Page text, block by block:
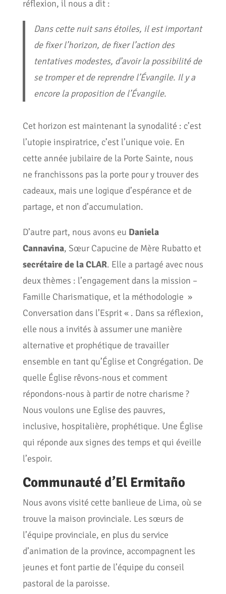
réflexion, il nous a dit :
Dans cette nuit sans étoiles, il est important
de fixer l’horizon, de fixer l’action des
tentatives modestes, d’avoir la possibilité de
se tromper et de reprendre l’Évangile. Il y a
encore la proposition de l’Évangile.
Cet horizon est maintenant la synodalité : c’est
l’utopie inspiratrice, c’est l’unique voie. En
cette année jubilaire de la Porte Sainte, nous
ne franchissons pas la porte pour y trouver des
cadeaux, mais une logique d’espérance et de
partage, et non d’accumulation.
D’autre part, nous avons eu Daniela
Cannavina, Sœur Capucine de Mère Rubatto et
secrétaire de la CLAR. Elle a partagé avec nous
deux thèmes : l’engagement dans la mission –
Famille Charismatique, et la méthodologie »
Conversation dans l’Esprit « . Dans sa réflexion,
elle nous a invités à assumer une manière
alternative et prophétique de travailler
ensemble en tant qu’Église et Congrégation. De
quelle Église rêvons-nous et comment
répondons-nous à partir de notre charisme ?
Nous voulons une Eglise des pauvres,
inclusive, hospitalière, prophétique. Une Église
qui réponde aux signes des temps et qui éveille
l’espoir.
Communauté d’El Ermitaño
Nous avons visité cette banlieue de Lima, où se
trouve la maison provinciale. Les sœurs de
l’équipe provinciale, en plus du service
d’animation de la province, accompagnent les
jeunes et font partie de l’équipe du conseil
pastoral de la paroisse.